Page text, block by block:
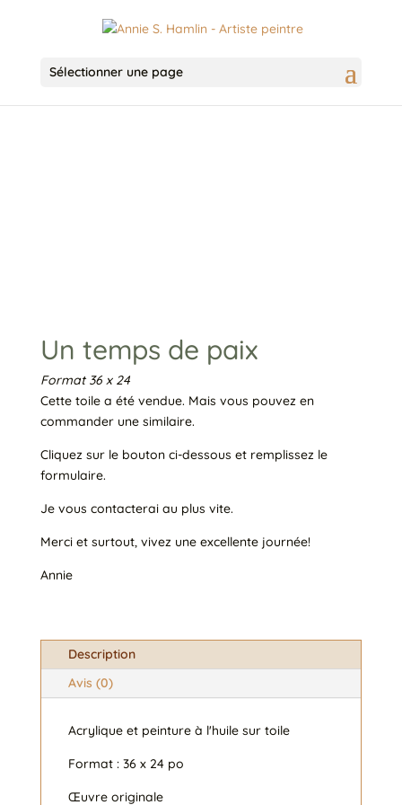
Sélectionner une page
Un temps de paix
Format 36 x 24
Cette toile a été vendue. Mais vous pouvez en
commander une similaire.
Cliquez sur le bouton ci-dessous et remplissez le
formulaire.
Je vous contacterai au plus vite.
Merci et surtout, vivez une excellente journée!
Annie
Description
Avis (0)
Acrylique et peinture à l'huile sur toile
Format : 36 x 24 po
Œuvre originale